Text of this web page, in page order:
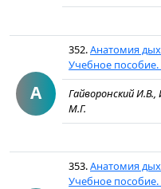
А
352.Анатомия
Учебное пособие.
Гайворонский
М.Г.
353.Анатомия
Учебное пособие.